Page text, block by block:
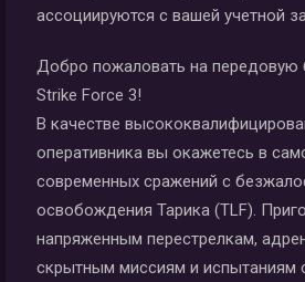
ассоциируются с вашей учетной
Добро пожаловать на передовую
Strike Force 3!
В качестве
оперативника вы окажетесь в
современных сражений с
освобождения Тарика (TLF).
напряженным перестрелкам,
скрытным миссиям и испытаниям